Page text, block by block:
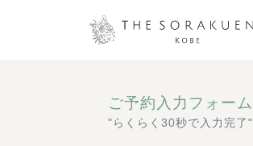
ご予約入力フォーム
"らくらく30秒で入力完了"